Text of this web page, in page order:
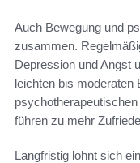
Auch Bewegung und
zusammen.
Depression und Angst
leichten bis moderaten
führen zu mehr
Langfristig lohnt sich